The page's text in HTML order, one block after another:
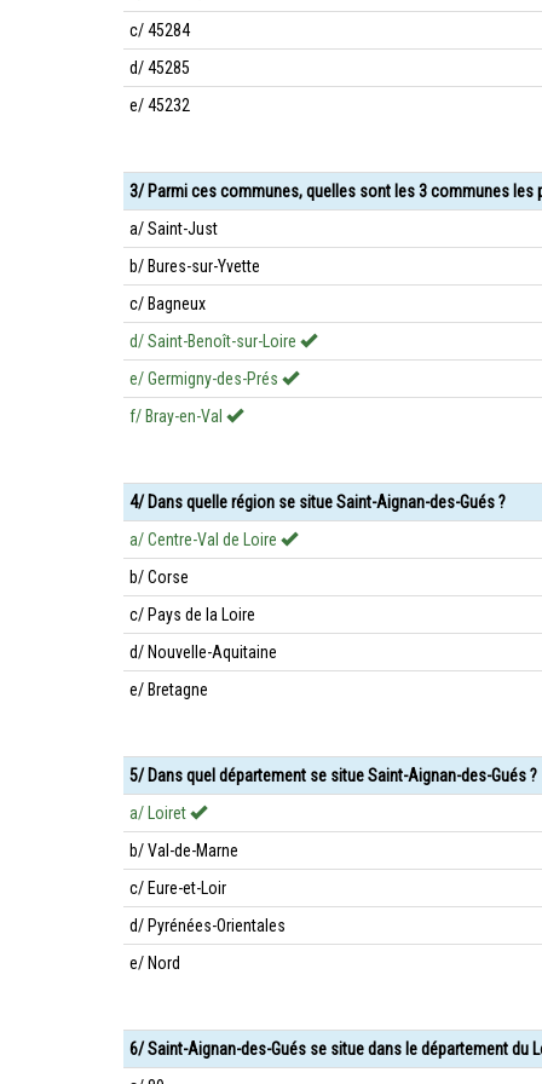
c/ 45284
d/ 45285
e/ 45232
3/ Parmi ces communes, quelles sont les 3 communes les
a/ Saint-Just
b/ Bures-sur-Yvette
c/ Bagneux
d/ Saint-Benoît-sur-Loire
e/ Germigny-des-Prés
f/ Bray-en-Val
4/ Dans quelle région se situe Saint-Aignan-des-Gués ?
a/ Centre-Val de Loire
b/ Corse
c/ Pays de la Loire
d/ Nouvelle-Aquitaine
e/ Bretagne
5/ Dans quel département se situe Saint-Aignan-des-Gués ?
a/ Loiret
b/ Val-de-Marne
c/ Eure-et-Loir
d/ Pyrénées-Orientales
e/ Nord
6/ Saint-Aignan-des-Gués se situe dans le département du